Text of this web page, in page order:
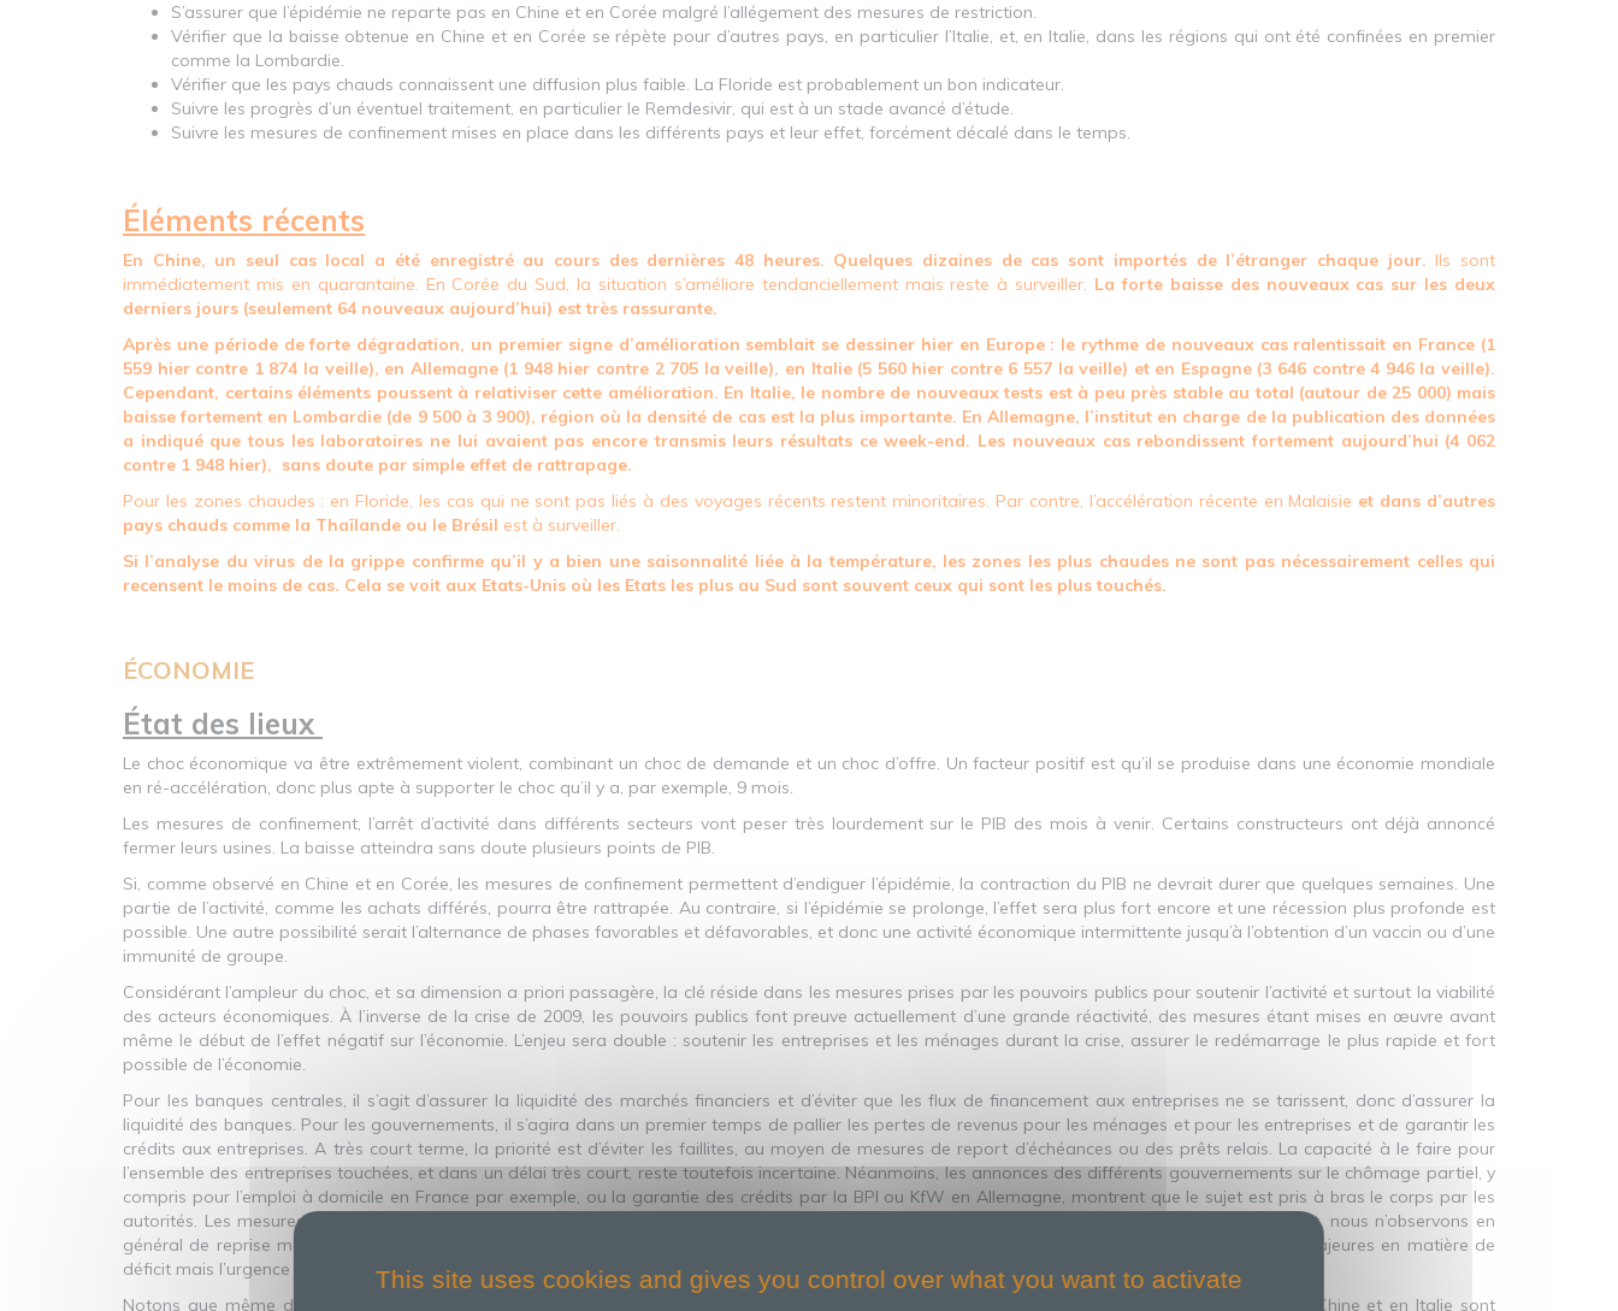
S’assurer que l’épidémie ne reparte pas en Chine et en Corée malgré l’allégement des mesures de restriction.
Vérifier que la baisse obtenue en Chine et en Corée se répète pour d’autres pays, en particulier l’Italie, et, en Italie, dans les régions qui ont été confinées en premier
comme la Lombardie.
Vérifier que les pays chauds connaissent une diffusion plus faible. La Floride est probablement un bon indicateur.
Suivre les progrès d’un éventuel traitement, en particulier le Remdesivir, qui est à un stade avancé d’étude.
Suivre les mesures de confinement mises en place dans les différents pays et leur effet, forcément décalé dans le temps.
Éléments récents
En Chine, un seul cas local a été enregistré au cours des dernières 48 heures. Quelques dizaines de cas sont importés de l’étranger chaque jour. Ils sont
immédiatement mis en quarantaine. En Corée du Sud, la situation s’améliore tendanciellement mais reste à surveiller. La forte baisse des nouveaux cas sur les deux
derniers jours (seulement 64 nouveaux aujourd’hui) est très rassurante.
Après une période de forte dégradation, un premier signe d’amélioration semblait se dessiner hier en Europe : le rythme de nouveaux cas ralentissait en France (1
559 hier contre 1 874 la veille), en Allemagne (1 948 hier contre 2 705 la veille), en Italie (5 560 hier contre 6 557 la veille) et en Espagne (3 646 contre 4 946 la veille).
Cependant, certains éléments poussent à relativiser cette amélioration. En Italie, le nombre de nouveaux tests est à peu près stable au total (autour de 25 000) mais
baisse fortement en Lombardie (de 9 500 à 3 900), région où la densité de cas est la plus importante. En Allemagne, l’institut en charge de la publication des données
a indiqué que tous les laboratoires ne lui avaient pas encore transmis leurs résultats ce week-end. Les nouveaux cas rebondissent fortement aujourd’hui (4 062
contre 1 948 hier), sans doute par simple effet de rattrapage.
Pour les zones chaudes : en Floride, les cas qui ne sont pas liés à des voyages récents restent minoritaires. Par contre, l’accélération récente en Malaisie et dans d’autres
pays chauds comme la Thaïlande ou le Brésil est à surveiller.
Si l’analyse du virus de la grippe confirme qu’il y a bien une saisonnalité liée à la température, les zones les plus chaudes ne sont pas nécessairement celles qui
recensent le moins de cas. Cela se voit aux Etats-Unis où les Etats les plus au Sud sont souvent ceux qui sont les plus touchés.
ÉCONOMIE
État des lieux
Le choc économique va être extrêmement violent, combinant un choc de demande et un choc d’offre. Un facteur positif est qu’il se produise dans une économie mondiale
en ré-accélération, donc plus apte à supporter le choc qu’il y a, par exemple, 9 mois.
Les mesures de confinement, l’arrêt d’activité dans différents secteurs vont peser très lourdement sur le PIB des mois à venir. Certains constructeurs ont déjà annoncé
fermer leurs usines. La baisse atteindra sans doute plusieurs points de PIB.
Si, comme observé en Chine et en Corée, les mesures de confinement permettent d’endiguer l’épidémie, la contraction du PIB ne devrait durer que quelques semaines. Une
partie de l’activité, comme les achats différés, pourra être rattrapée. Au contraire, si l’épidémie se prolonge, l’effet sera plus fort encore et une récession plus profonde est
possible. Une autre possibilité serait l’alternance de phases favorables et défavorables, et donc une activité économique intermittente jusqu’à l’obtention d’un vaccin ou d’une
immunité de groupe.
Considérant l’ampleur du choc, et sa dimension a priori passagère, la clé réside dans les mesures prises par les pouvoirs publics pour soutenir l’activité et surtout la viabilité
des acteurs économiques. À l’inverse de la crise de 2009, les pouvoirs publics font preuve actuellement d’une grande réactivité, des mesures étant mises en œuvre avant
même le début de l’effet négatif sur l’économie. L’enjeu sera double : soutenir les entreprises et les ménages durant la crise, assurer le redémarrage le plus rapide et fort
possible de l’économie.
Pour les banques centrales, il s’agit d’assurer la liquidité des marchés financiers et d’éviter que les flux de financement aux entreprises ne se tarissent, donc d’assurer la
liquidité des banques. Pour les gouvernements, il s’agira dans un premier temps de pallier les pertes de revenus pour les ménages et pour les entreprises et de garantir les
crédits aux entreprises. A très court terme, la priorité est d’éviter les faillites, au moyen de mesures de report d’échéances ou des prêts relais. La capacité à le faire pour
l’ensemble des entreprises touchées, et dans un délai très court, reste toutefois incertaine. Néanmoins, les annonces des différents gouvernements sur le chômage partiel, y
compris pour l’emploi à domicile en France par exemple, ou la garantie des crédits par la BPI ou KfW en Allemagne, montrent que le sujet est pris à bras le corps par les
autorités. Les mesures de relance viendront dans un second temps. Sur la question de la capacité de l’économie mondiale à rebondir rapidement, nous n’observons en
général de reprise molle qu’à la suite des crises bancaires, ce qui n’est pas le cas aujourd’hui. Toutes ces mesures vont avoir des conséquences majeures en matière de
déficit mais l’urgence est d’éteindre l’incendie.
Notons que même dans les scénarios les plus pessimistes – toute la population est contaminée et les taux de mortalités par âge constatés en Chine et en Italie sont
This site uses cookies and gives you control over what you want to activate